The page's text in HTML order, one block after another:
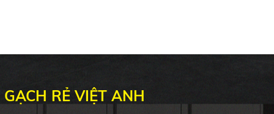
GẠCH RẺ VIỆT ANH